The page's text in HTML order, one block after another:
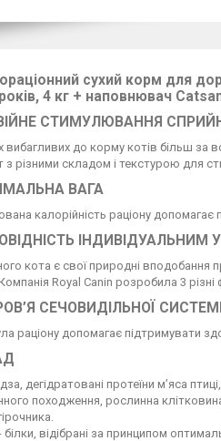
сухий корм для
4 кг + наповнювач
СТИМУЛЮВАННЯ
вибагливих до корму котів більш за
з різними складом і текстурою для
ВАГА
калорійність раціону допомагає
кота є свої природні вподобання
Royal Canin розробила 3
СЕЧОВИДІЛЬНОЇ
раціону допомагає підтримувати
дегідратовані протеїни м’яса
походження, рослинна
білки, відібрані за принципом